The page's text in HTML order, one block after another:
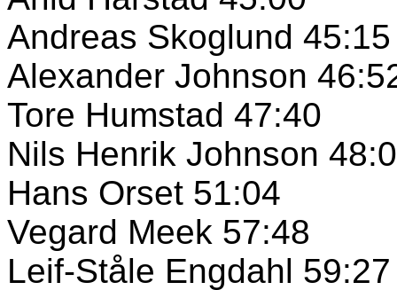
Andreas Skoglund 45:15
Alexander Johnson
Tore Humstad 47:40
Nils Henrik Johnson
Hans Orset 51:04
Vegard Meek 57:48
Leif-Ståle Engdahl 59:27